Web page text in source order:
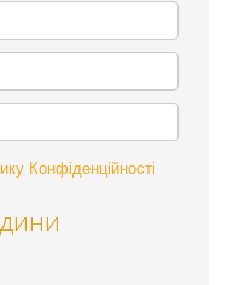
Конфіденційності